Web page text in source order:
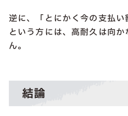
逆に、「とにかく今の支払い
という方には、高耐久は向
ん。
結論